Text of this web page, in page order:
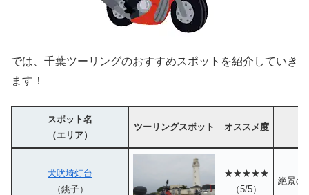
では、千葉ツーリングのおすすめスポットを紹介していき
ます！
スポット名
（エリア）
ツーリングスポット オススメ度
犬吠埼灯台
（銚子）
★★★★★
（5/5）
絶景の